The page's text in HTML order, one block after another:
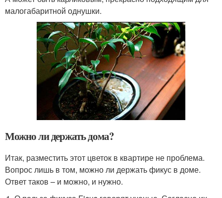
малогабаритной однушки.
Можно ли держать дома?
Итак, разместить этот цветок в квартире не проблема.
Вопрос лишь в том, можно ли держать фикус в доме.
Ответ таков – и можно, и нужно.